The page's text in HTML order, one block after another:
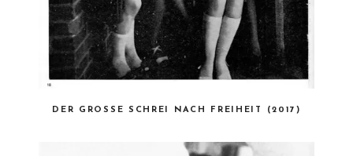
DER GROSSE SCHREI NACH FREIHEIT (2017)